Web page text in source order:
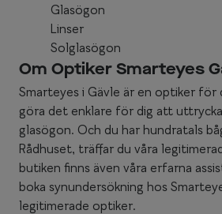
Glasögon
Linser
Solglasögon
Om Optiker Smarteyes
Smarteyes i Gävle är en optiker
göra det enklare för dig att
glasögon. Och du har hundratals
Rådhuset, träffar du våra
butiken finns även våra erfarna
boka synundersökning hos
legitimerade optiker.